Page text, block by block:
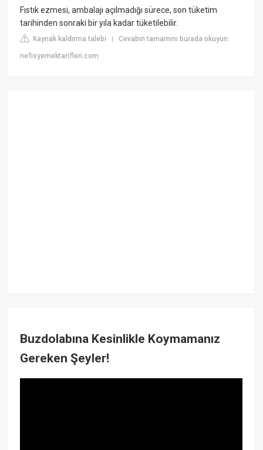
Fıstık ezmesi, ambalajı açılmadığı sürece, son tüketim
tarihinden sonraki bir yıla kadar tüketilebilir.
Kaynak kaldırma talebi |Cevabın tamamını burada okuyun:
nefisyemektarifleri.com
Buzdolabına Kesinlikle Koymamanız
Gereken Şeyler!